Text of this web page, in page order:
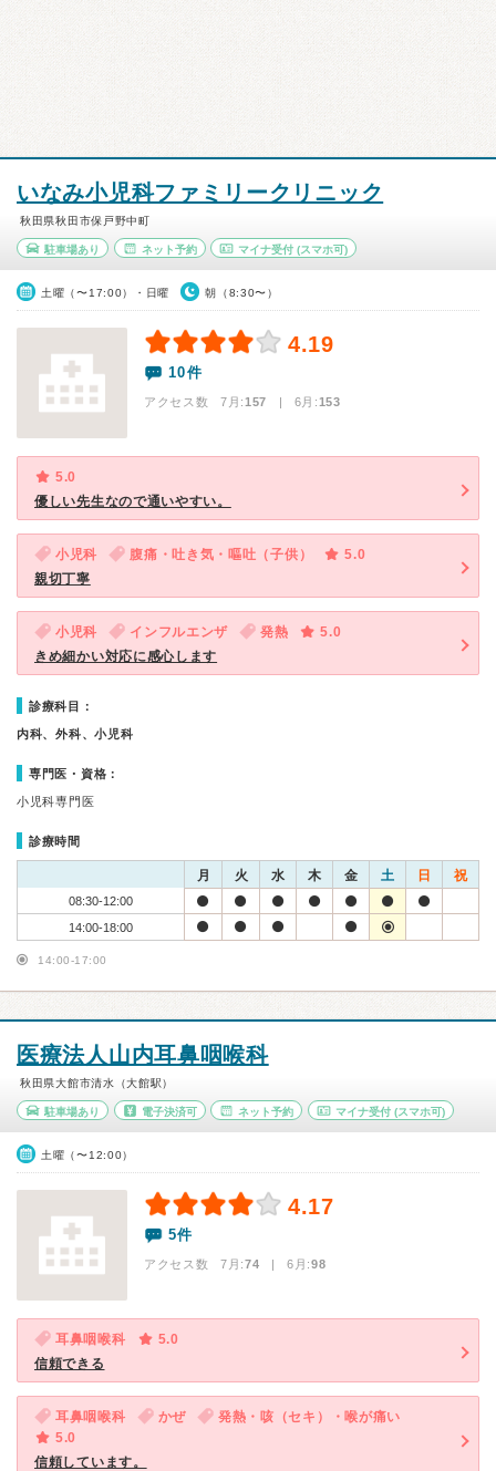
いなみ小児科ファミリークリニック
秋田県秋田市保戸野中町
駐車場あり ネット予約 マイナ受付 (スマホ可)
土曜（〜17:00）・日曜 朝（8:30〜）
4.19
10件
アクセス数 7月:157 | 6月:153
5.0
優しい先生なので通いやすい。
小児科 腹痛・吐き気・嘔吐（子供）
5.0
親切丁寧
小児科 インフルエンザ 発熱
5.0
きめ細かい対応に感心します
診療科目：
内科、外科、小児科
専門医・資格：
小児科専門医
診療時間
月 火 水 木 金 土 日 祝
08:30-12:00
14:00-18:00
14:00-17:00
医療法人山内耳鼻咽喉科
秋田県大館市清水（大館駅）
駐車場あり 電子決済可 ネット予約 マイナ受付 (スマホ可)
土曜（〜12:00）
4.17
5件
アクセス数 7月:74 | 6月:98
耳鼻咽喉科
5.0
信頼できる
耳鼻咽喉科 かぜ
発熱・咳（セキ）・喉が痛い
5.0
信頼しています。